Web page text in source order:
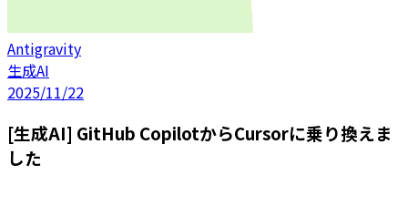
Antigravity
生成AI
2025/11/22
[生成AI] GitHub CopilotからCursorに乗り換えま
した